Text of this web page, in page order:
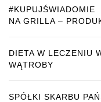
#KUPUJŚWIADOMIE
NA GRILLA –
DIETA W LECZENIU
WĄTROBY
SPÓŁKI SKARBU